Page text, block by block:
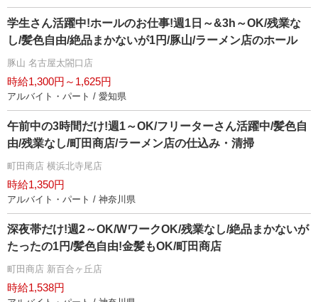
学生さん活躍中!ホールのお仕事!週1日～&3h～OK/残業な
し/髪色自由/絶品まかないが1円/豚山/ラーメン店のホール
豚山 名古屋太閤口店
時給1,300円～1,625円
アルバイト・パート / 愛知県
午前中の3時間だけ!週1～OK/フリーターさん活躍中/髪色自
由/残業なし/町田商店/ラーメン店の仕込み・清掃
町田商店 横浜北寺尾店
時給1,350円
アルバイト・パート / 神奈川県
深夜帯だけ!週2～OK/WワークOK/残業なし/絶品まかないが
たったの1円/髪色自由!金髪もOK/町田商店
町田商店 新百合ヶ丘店
時給1,538円